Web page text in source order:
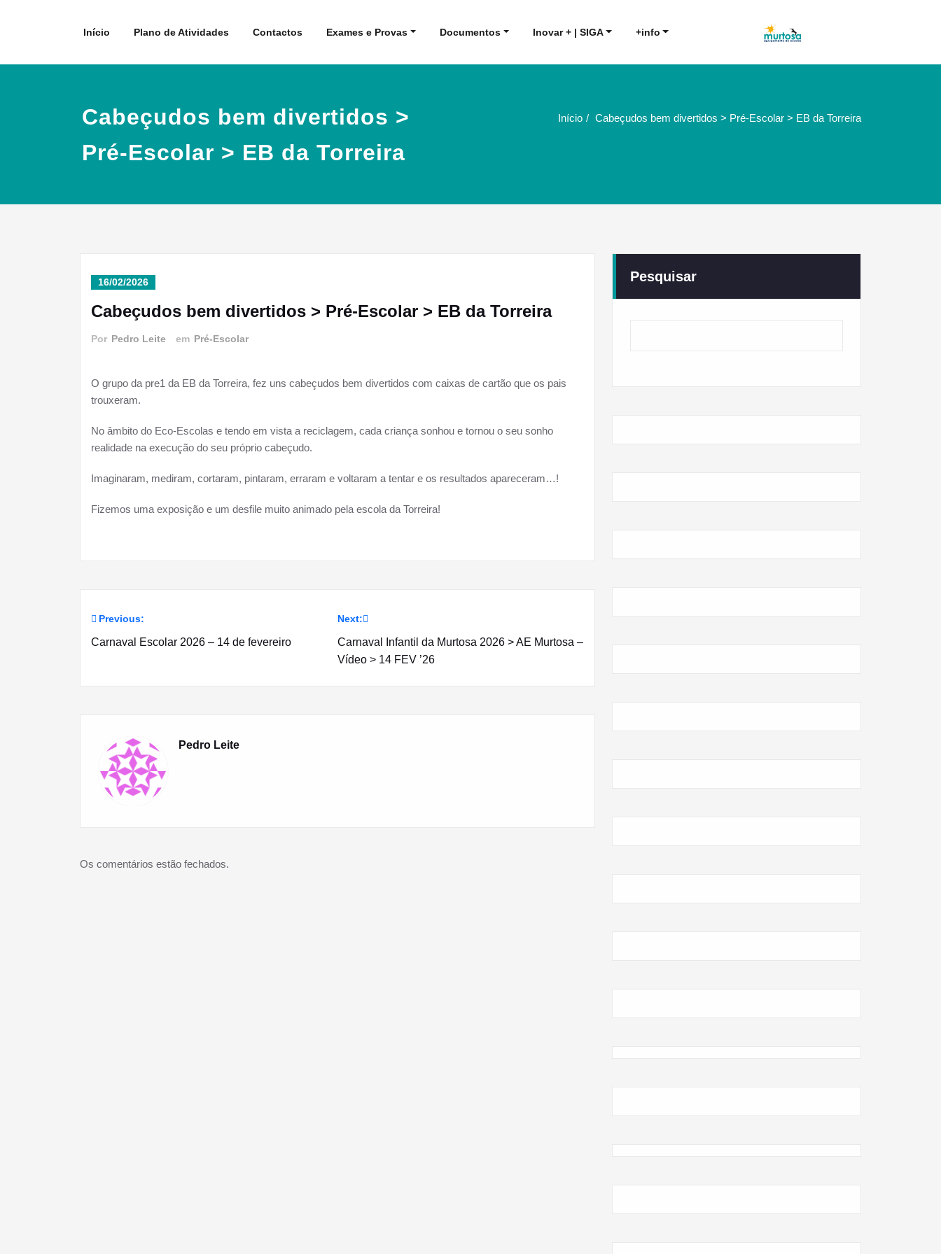
AE Murtosa
Agrupamento de Escolas da
Murtosa
Início Plano de Atividades Contactos Exames e Provas Documentos Inovar + | SIGA +info
Cabeçudos bem divertidos >
Pré-Escolar > EB da Torreira
Início Cabeçudos bem divertidos > Pré-Escolar > EB da Torreira
16/02/2026
Cabeçudos bem divertidos > Pré-Escolar > EB da Torreira
Por Pedro Leite em Pré-Escolar
O grupo da pre1 da EB da Torreira, fez uns cabeçudos bem divertidos com caixas de cartão que os pais
trouxeram.
No âmbito do Eco-Escolas e tendo em vista a reciclagem, cada criança sonhou e tornou o seu sonho
realidade na execução do seu próprio cabeçudo.
Imaginaram, mediram, cortaram, pintaram, erraram e voltaram a tentar e os resultados apareceram…!
Fizemos uma exposição e um desfile muito animado pela escola da Torreira!
Navegação
Previous:
Carnaval Escolar 2026 – 14 de fevereiro
Next:
Carnaval Infantil da Murtosa 2026 > AE Murtosa –
Vídeo > 14 FEV ’26
Pedro Leite
Os comentários estão fechados.
Pesquisar